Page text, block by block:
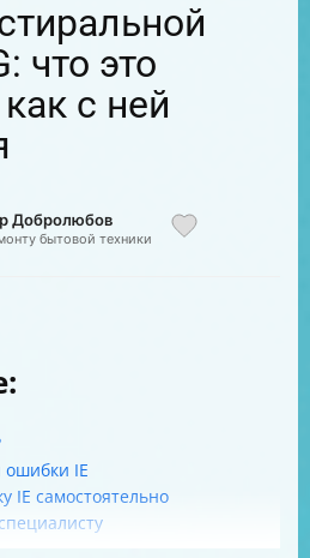
что это
с ней
Добролюбов
бытовой техники
IE
IE самостоятельно